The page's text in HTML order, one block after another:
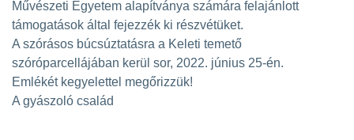
Művészeti Egyetem alapítványa számára felajánlott
támogatások által fejezzék ki részvétüket.
A szórásos búcsúztatásra a Keleti temető
szóróparcellájában kerül sor, 2022. június 25-én.
Emlékét kegyelettel megőrizzük!
A gyászoló család